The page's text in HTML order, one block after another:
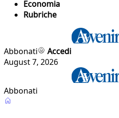
Economia
Rubriche
Abbonati
Accedi
August 7, 2026
Abbonati